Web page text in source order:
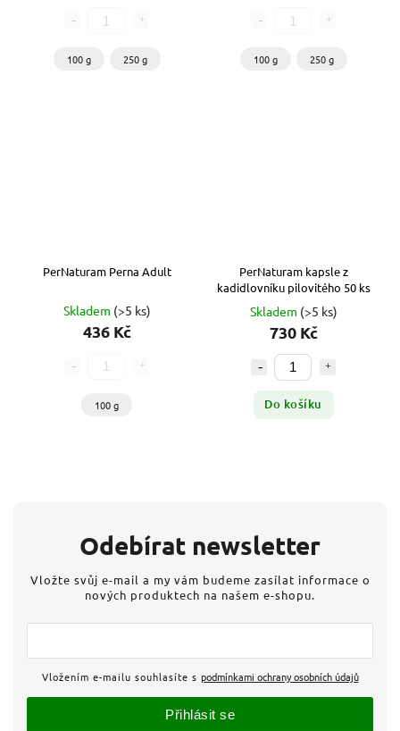
100 g 250 g 100 g 250 g
PerNaturam Perna Adult
Skladem (>5 ks)
436 Kč
100 g
PerNaturam kapsle z
kadidlovníku pilovitého 50 ks
Skladem (>5 ks)
730 Kč
Do košíku
Odebírat newsletter
Vložte svůj e-mail a my vám budeme zasílat informace o
nových produktech na našem e-shopu.
Vložením e-mailu souhlasíte s podmínkami ochrany osobních údajů
Přihlásit se